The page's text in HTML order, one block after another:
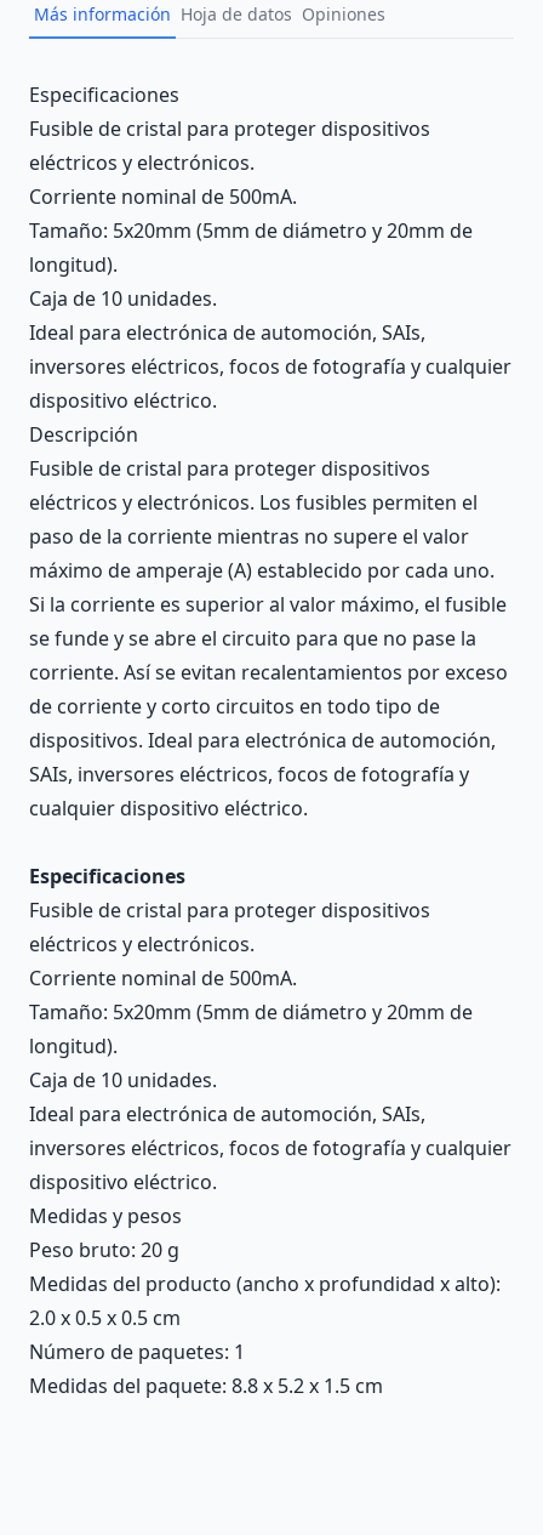
Más información Hoja de datos Opiniones
Description
Especificaciones
Fusible de cristal para proteger dispositivos
eléctricos y electrónicos.
Corriente nominal de 500mA.
Tamaño: 5x20mm (5mm de diámetro y 20mm de
longitud).
Caja de 10 unidades.
Ideal para electrónica de automoción, SAIs,
inversores eléctricos, focos de fotografía y cualquier
dispositivo eléctrico.
Descripción
Fusible de cristal para proteger dispositivos
eléctricos y electrónicos. Los fusibles permiten el
paso de la corriente mientras no supere el valor
máximo de amperaje (A) establecido por cada uno.
Si la corriente es superior al valor máximo, el fusible
se funde y se abre el circuito para que no pase la
corriente. Así se evitan recalentamientos por exceso
de corriente y corto circuitos en todo tipo de
dispositivos. Ideal para electrónica de automoción,
SAIs, inversores eléctricos, focos de fotografía y
cualquier dispositivo eléctrico.
Especificaciones
Fusible de cristal para proteger dispositivos
eléctricos y electrónicos.
Corriente nominal de 500mA.
Tamaño: 5x20mm (5mm de diámetro y 20mm de
longitud).
Caja de 10 unidades.
Ideal para electrónica de automoción, SAIs,
inversores eléctricos, focos de fotografía y cualquier
dispositivo eléctrico.
Medidas y pesos
Peso bruto: 20 g
Medidas del producto (ancho x profundidad x alto):
2.0 x 0.5 x 0.5 cm
Número de paquetes: 1
Medidas del paquete: 8.8 x 5.2 x 1.5 cm